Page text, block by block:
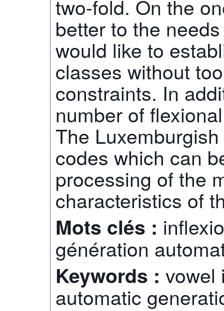
two-fold. On the
better to the
would like to
classes without
constraints. In
number of
The
codes which can
processing of the
characteristics of
Mots clés :
génération
Keywords : vowel
automatic